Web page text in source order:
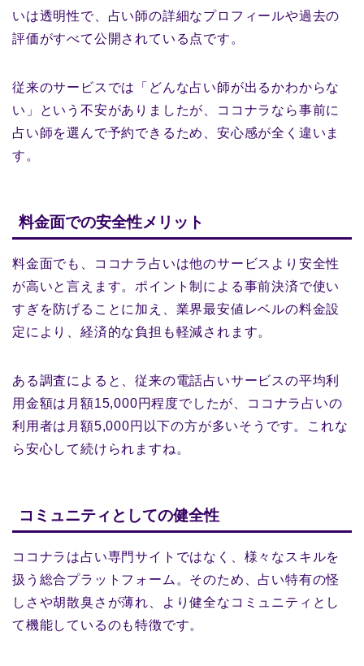
いは透明性で、占い師の詳細なプロフィールや過去の
評価がすべて公開されている点です。
従来のサービスでは「どんな占い師が出るかわからな
い」という不安がありましたが、ココナラなら事前に
占い師を選んで予約できるため、安心感が全く違いま
す。
料金面での安全性メリット
料金面でも、ココナラ占いは他のサービスより安全性
が高いと言えます。ポイント制による事前決済で使い
すぎを防げることに加え、業界最安値レベルの料金設
定により、経済的な負担も軽減されます。
ある調査によると、従来の電話占いサービスの平均利
用金額は月額15,000円程度でしたが、ココナラ占いの
利用者は月額5,000円以下の方が多いそうです。これな
ら安心して続けられますね。
コミュニティとしての健全性
ココナラは占い専門サイトではなく、様々なスキルを
扱う総合プラットフォーム。そのため、占い特有の怪
しさや胡散臭さが薄れ、より健全なコミュニティとし
て機能しているのも特徴です。